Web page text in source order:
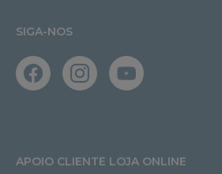
SIGA-NOS
APOIO CLIENTE LOJA ONLINE